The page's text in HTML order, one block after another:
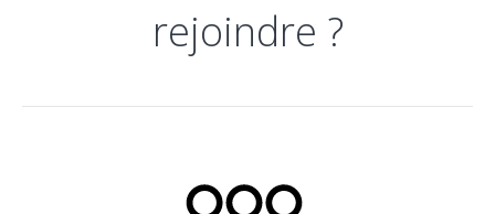
rejoindre ?